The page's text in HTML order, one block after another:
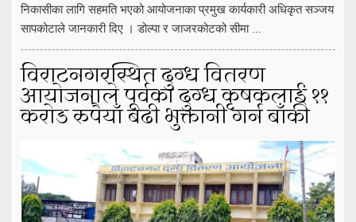
निकासीका लागि सहमति भएको आयोजनाका प्रमुख कार्यकारी अधिकृत सञ्जय
सापकोटाले जानकारी दिए । डोल्पा र जाजरकोटको सीमा ...
विराटनगरस्थित दुग्ध वितरण
आयोजनाले पूर्वका दुग्ध कृषकलाई ११
करोड रुपैयाँ बढी भुक्तानी गर्न बाँकी